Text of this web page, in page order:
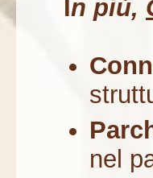
In più,
nel